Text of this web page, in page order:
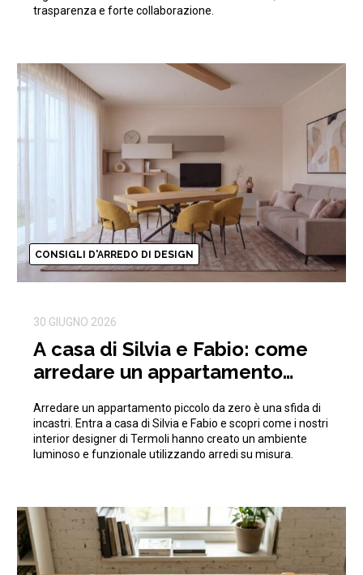
trasparenza e forte collaborazione.
CONSIGLI D'ARREDO DI DESIGN
30 GIUGNO 2026
A casa di Silvia e Fabio: come
arredare un appartamento
gli spazi
Arredare un appartamento piccolo da zero è una sfida di
incastri. Entra a casa di Silvia e Fabio e scopri come i nostri
interior designer di Termoli hanno creato un ambiente
luminoso e funzionale utilizzando arredi su misura.